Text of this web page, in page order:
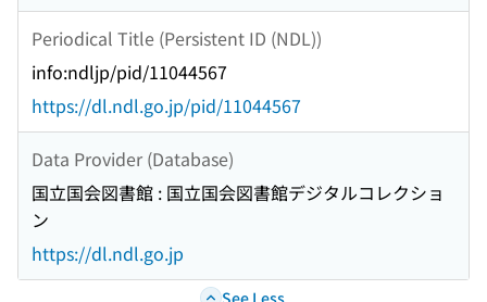
Periodical Title (Persistent ID (NDL))
info:ndljp/pid/11044567
https://dl.ndl.go.jp/pid/11044567
Data Provider (Database)
国立国会図書館 : 国立国会図書館デジタルコレクショ
ン
https://dl.ndl.go.jp
See Less